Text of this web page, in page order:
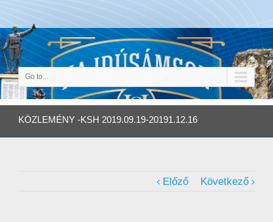
Go to...
KÖZLEMÉNY -KSH 2019.09.19-20191.12.16
Előző Következő